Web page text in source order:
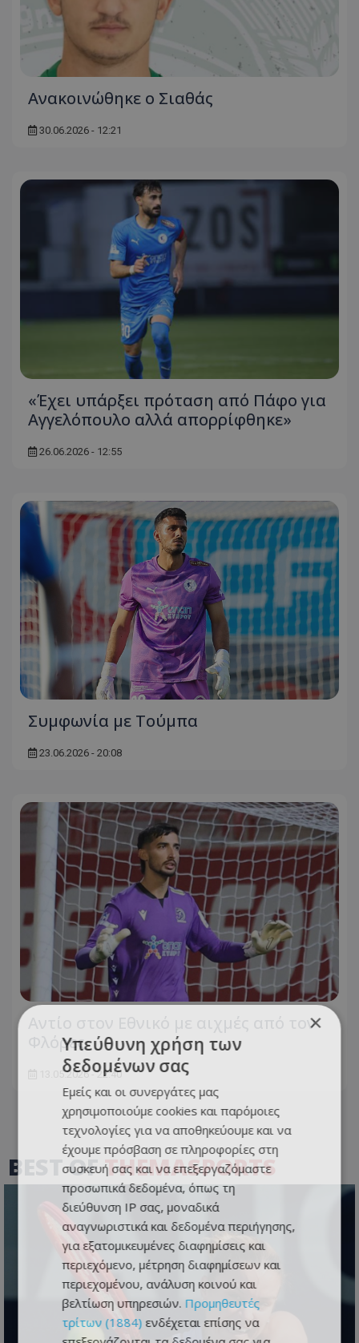
Ανακοινώθηκε ο Σιαθάς
30.06.2026 - 12:21
«Έχει υπάρξει πρόταση από Πάφο για
Αγγελόπουλο αλλά απορρίφθηκε»
26.06.2026 - 12:55
Συμφωνία με Τούμπα
23.06.2026 - 20:08
Aντίο στον Εθνικό με αιχμές από τον
Φλόρες
13.05.2026 - 22:40
BEST OFTHEMASPORTS
×
Υπεύθυνη χρήση των
δεδομένων σας
Εμείς και οι συνεργάτες μας
χρησιμοποιούμε cookies και παρόμοιες
τεχνολογίες για να αποθηκεύουμε και να
έχουμε πρόσβαση σε πληροφορίες στη
συσκευή σας και να επεξεργαζόμαστε
προσωπικά δεδομένα, όπως τη
διεύθυνση IP σας, μοναδικά
αναγνωριστικά και δεδομένα περιήγησης,
για εξατομικευμένες διαφημίσεις και
περιεχόμενο, μέτρηση διαφημίσεων και
περιεχομένου, ανάλυση κοινού και
βελτίωση υπηρεσιών. Προμηθευτές
τρίτων (1884) ενδέχεται επίσης να